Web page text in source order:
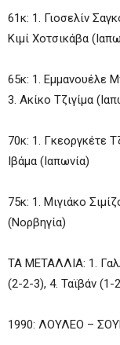
61κ: 1. Γιοσελίν
Κιμί Χοτσικάβα
65κ: 1. Εμμανουέλε
3. Ακίκο Τζιγίμα
70κ: 1. Γκεοργκέτε
Ιβάμα (Ιαπωνία)
75κ: 1. Μιγιάκο
(Νορβηγία)
ΤΑ ΜΕΤΑΛΛΙΑ: 1.
(2-2-3), 4. Ταϊβάν
1990: ΛΟΥΛΕΟ –